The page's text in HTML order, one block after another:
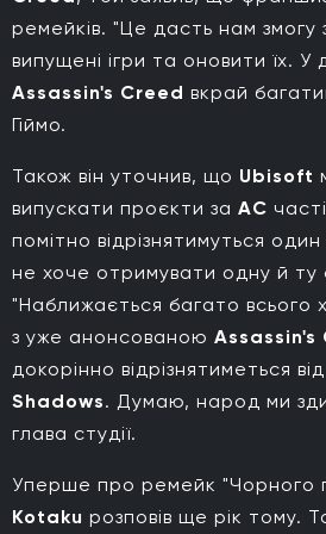
ремейків. "Це дасть нам змогу
випущені ігри та оновити їх. У
Assassin's Creed вкрай
Гіймо.
Також він уточнив, що Ubisoft
випускати проєкти за AC
помітно відрізнятимуться
не хоче отримувати одну й ту
"Наближається багато всього
з уже анонсованою Assassin's
докорінно відрізнятиметься від
Shadows. Думаю, народ ми
глава студії.
Уперше про ремейк "Чорного
Kotaku розповів ще рік тому.